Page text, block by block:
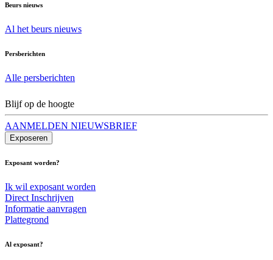
Beurs nieuws
Al het beurs nieuws
Persberichten
Alle persberichten
Blijf op de hoogte
AANMELDEN NIEUWSBRIEF
Exposeren
Exposant worden?
Ik wil exposant worden
Direct Inschrijven
Informatie aanvragen
Plattegrond
Al exposant?